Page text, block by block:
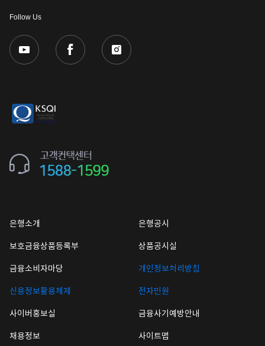
Follow Us
은행소개 은행공시
보호금융상품등록부 상품공시실
금융소비자마당 개인정보처리방침
신용정보활용체제 전자민원
사이버홍보실 금융사기예방안내
채용정보 사이트맵